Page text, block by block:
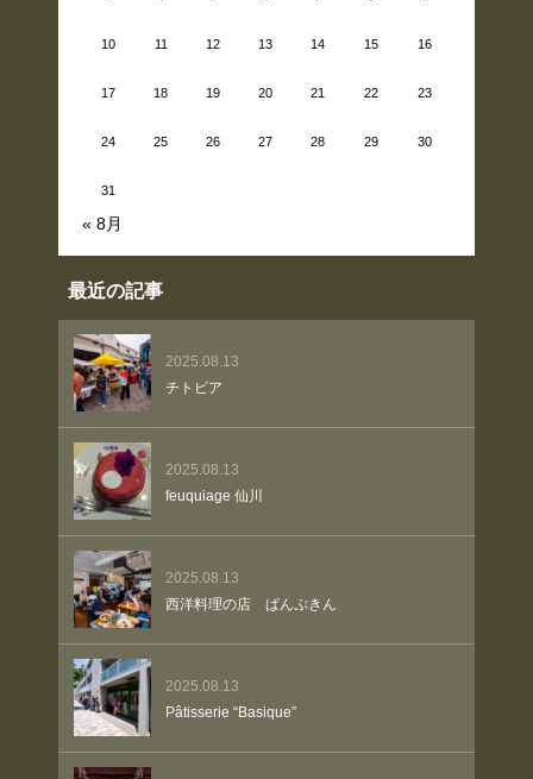
10 11 12 13 14 15 16
17 18 19 20 21 22 23
24 25 26 27 28 29 30
31
« 8月
最近の記事
2025.08.13
チトビア
2025.08.13
feuquiage 仙川
2025.08.13
西洋料理の店 ぱんぷきん
2025.08.13
Pâtisserie “Basique”